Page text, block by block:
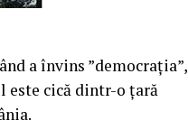
a învins ”democrația”,
este cică dintr-o țară